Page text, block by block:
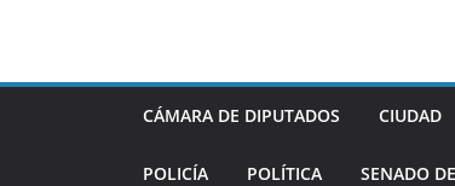
contenido
CÁMARA DE DIPUTADOS CIUDAD
POLICÍA POLÍTICA SENADO